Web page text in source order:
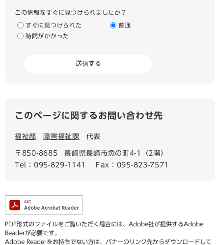
この情報をすぐに見つけられましたか？
すぐに見つけられた
普通
時間がかかった
このページに関するお問い合わせ先
福祉部 障害福祉課 代表
〒850-8685
長崎県長崎市魚の町4-1（2階）
Tel：095-829-1141
Fax：095-823-7571
PDF形式のファイルをご覧いただく場合には、Adobe社が提供するAdobe
Readerが必要です。
Adobe Readerをお持ちでない方は、バナーのリンク先からダウンロードして